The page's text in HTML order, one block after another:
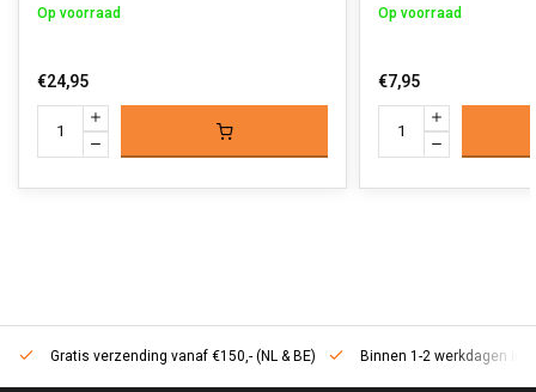
Op voorraad
€24,95
Op voorraad
€7,95
Gratis verzending vanaf €150,- (NL & BE) Binnen 1-2 werkdagen in